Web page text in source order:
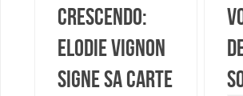
Crescendo:
Elodie Vignon
signe sa Carte